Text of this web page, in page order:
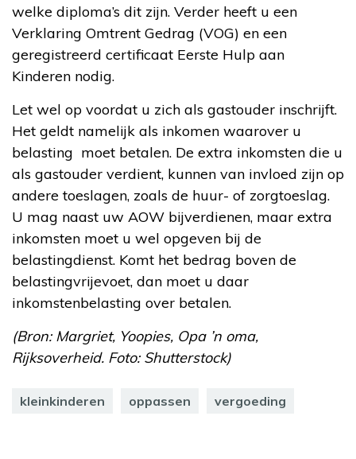
welke diploma’s dit zijn. Verder heeft u een
Verklaring Omtrent Gedrag (VOG) en een
geregistreerd certificaat Eerste Hulp aan
Kinderen nodig.
Let wel op voordat u zich als gastouder inschrijft.
Het geldt namelijk als inkomen waarover u
belasting moet betalen. De extra inkomsten die u
als gastouder verdient, kunnen van invloed zijn op
andere toeslagen, zoals de huur- of zorgtoeslag.
U mag naast uw AOW bijverdienen, maar extra
inkomsten moet u wel opgeven bij de
belastingdienst. Komt het bedrag boven de
belastingvrijevoet, dan moet u daar
inkomstenbelasting over betalen.
(Bron: Margriet, Yoopies, Opa ’n oma,
Rijksoverheid. Foto: Shutterstock)
kleinkinderen oppassen vergoeding